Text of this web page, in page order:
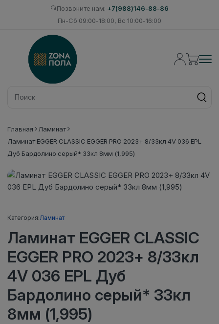
Позвоните нам: +7(988)146-88-86
Пн-Сб 09:00-18:00, Вс 10:00-16:00
Главная
Ламинат
Ламинат EGGER CLASSIC EGGER PRO 2023+ 8/33кл 4V 036 EPL
Дуб Бардолино серый* 33кл 8мм (1,995)
Категория:Ламинат
Ламинат EGGER CLASSIC
EGGER PRO 2023+ 8/33кл
4V 036 EPL Дуб
Бардолино серый* 33кл
8мм (1,995)